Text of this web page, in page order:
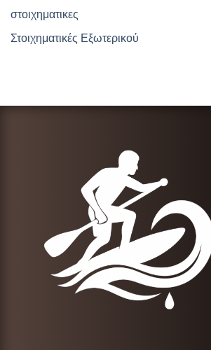
στοιχηματικες
Στοιχηματικές Εξωτερικού